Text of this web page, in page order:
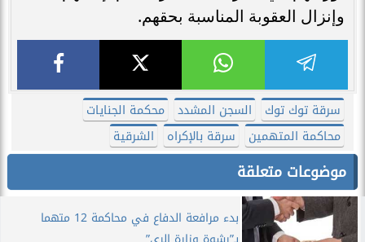
وإنزال العقوبة المناسبة بحقهم.
سرقة توك توك السجن المشدد
محكمة الجنايات
محاكمة المتهمين
سرقة بالإكراه الشرقية
موضوعات متعلقة
بدء مرافعة الدفاع في محاكمة 12 متهما